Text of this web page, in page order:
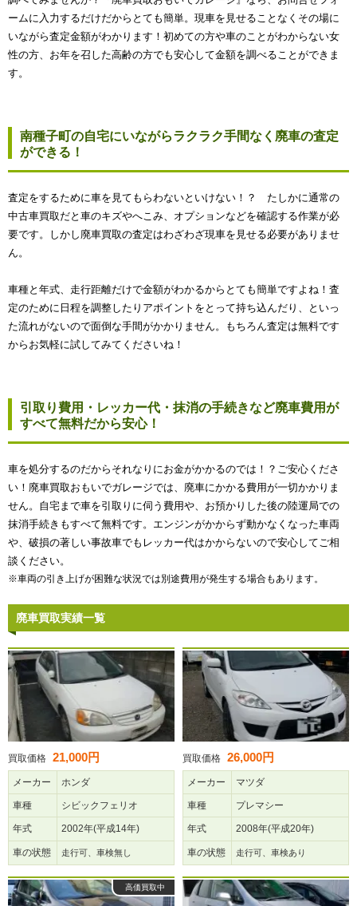
ームに入力するだけだからとても簡単。現車を見せることなくその場に
いながら査定金額がわかります！初めての方や車のことがわからない女
性の方、お年を召した高齢の方でも安心して金額を調べることができま
す。
南種子町の自宅にいながらラクラク手間なく廃車の査定
ができる！
査定をするために車を見てもらわないといけない！？ たしかに通常の
中古車買取だと車のキズやへこみ、オプションなどを確認する作業が必
要です。しかし廃車買取の査定はわざわざ現車を見せる必要がありませ
ん。
車種と年式、走行距離だけで金額がわかるからとても簡単ですよね！査
定のために日程を調整したりアポイントをとって持ち込んだり、といっ
た流れがないので面倒な手間がかかりません。もちろん査定は無料です
からお気軽に試してみてくださいね！
引取り費用・レッカー代・抹消の手続きなど廃車費用が
すべて無料だから安心！
車を処分するのだからそれなりにお金がかかるのでは！？ご安心くださ
い！廃車買取おもいでガレージでは、廃車にかかる費用が一切かかりま
せん。自宅まで車を引取りに伺う費用や、お預かりした後の陸運局での
抹消手続きもすべて無料です。エンジンがかからず動かなくなった車両
や、破損の著しい事故車でもレッカー代はかからないので安心してご相
談ください。
※車両の引き上げが困難な状況では別途費用が発生する場合もあります。
廃車買取実績一覧
買取価格 21,000円
メーカー ホンダ
車種 シビックフェリオ
年式 2002年(平成14年)
車の状態 走行可、車検無し
買取価格 26,000円
メーカー マツダ
車種 プレマシー
年式 2008年(平成20年)
車の状態 走行可、車検あり
高価買取中